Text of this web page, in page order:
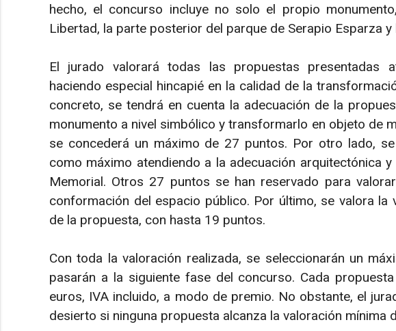
hecho, el concurso incluye no solo el propio
Libertad, la parte posterior del parque de Serapio Esparza
El jurado valorará todas las propuestas presentadas
haciendo especial hincapié en la calidad de la
concreto, se tendrá en cuenta la adecuación de la
monumento a nivel simbólico y transformarlo en objeto de
se concederá un máximo de 27 puntos. Por otro lado,
como máximo atendiendo a la adecuación arquitectónica
Memorial. Otros 27 puntos se han reservado para
conformación del espacio público. Por último, se valora la
de la propuesta, con hasta 19 puntos.
Con toda la valoración realizada, se seleccionarán un
pasarán a la siguiente fase del concurso. Cada
euros, IVA incluido, a modo de premio. No obstante, el
desierto si ninguna propuesta alcanza la valoración mínima